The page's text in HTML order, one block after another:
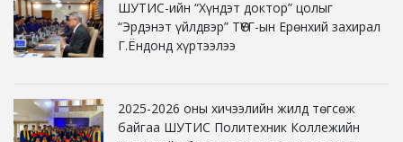
ШУТИС-ийн “Хүндэт доктор” цолыг
“Эрдэнэт үйлдвэр” ТӨҮГ-ын Ерөнхий захирал
Г.Ёндонд хүртээлээ
2025-2026 оны хичээлийн жилд төгсөж
байгаа ШУТИС Политехник Коллежийн